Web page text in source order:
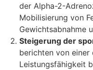
der Alpha-2-
Mobilisierung von
Gewichtsabnahme
Steigerung der
berichten von einer
Leistungsfähigkeit